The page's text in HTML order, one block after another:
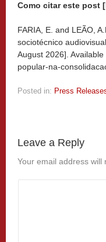
Como citar este post
FARIA, E. and LEÃO,
sociotécnico
August 2026].
popular-na-
Posted in: Press
Leave a Reply
Your email address will